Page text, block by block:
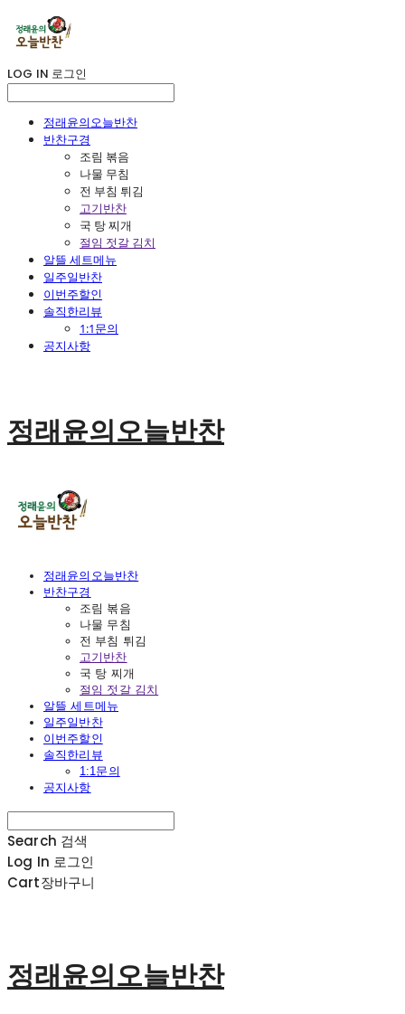
LOG IN 로그인
정래윤의오늘반찬
반찬구경
조림 볶음
나물 무침
전 부침 튀김
고기반찬
국 탕 찌개
절임 젓갈 김치
알뜰 세트메뉴
일주일반찬
이번주할인
솔직한리뷰
1:1문의
공지사항
정래윤의오늘반찬
정래윤의오늘반찬
반찬구경
조림 볶음
나물 무침
전 부침 튀김
고기반찬
국 탕 찌개
절임 젓갈 김치
알뜰 세트메뉴
일주일반찬
이번주할인
솔직한리뷰
1:1문의
공지사항
Search 검색
Log In 로그인
Cart장바구니
정래윤의오늘반찬